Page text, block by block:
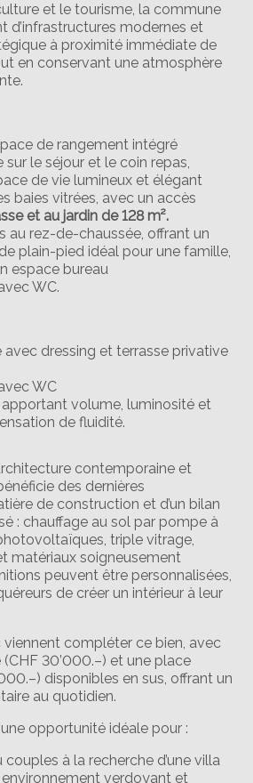
et le tourisme, la commune
d’infrastructures modernes et
à proximité immédiate de
en conservant une atmosphère
de rangement intégré
sur le séjour et le coin repas,
de vie lumineux et élégant
baies vitrées, avec un accès
et au jardin de 128 m².
au rez-de-chaussée, offrant un
plain-pied idéal pour une famille,
espace bureau
WC.
avec dressing et terrasse privative
WC
volume, luminosité et
de fluidité.
contemporaine et
des dernières
de construction et d’un bilan
: chauffage au sol par pompe à
triple vitrage,
matériaux soigneusement
peuvent être personnalisées,
de créer un intérieur à leur
viennent compléter ce bien, avec
30’000.–) et une place
disponibles en sus, offrant un
au quotidien.
opportunité idéale pour :
à la recherche d’une villa
environnement verdoyant et